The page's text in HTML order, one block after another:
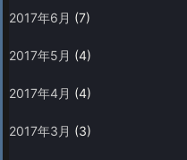
2017年6月 (7)
2017年5月 (4)
2017年4月 (4)
2017年3月 (3)